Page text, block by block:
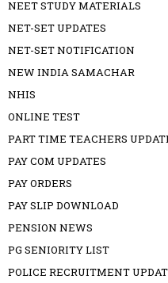
NEET STUDY MATERIALS
NET-SET UPDATES
NET-SET NOTIFICATION
NEW INDIA SAMACHAR
NHIS
ONLINE TEST
PART TIME TEACHERS
PAY COM UPDATES
PAY ORDERS
PAY SLIP DOWNLOAD
PENSION NEWS
PG SENIORITY LIST
POLICE RECRUITMENT